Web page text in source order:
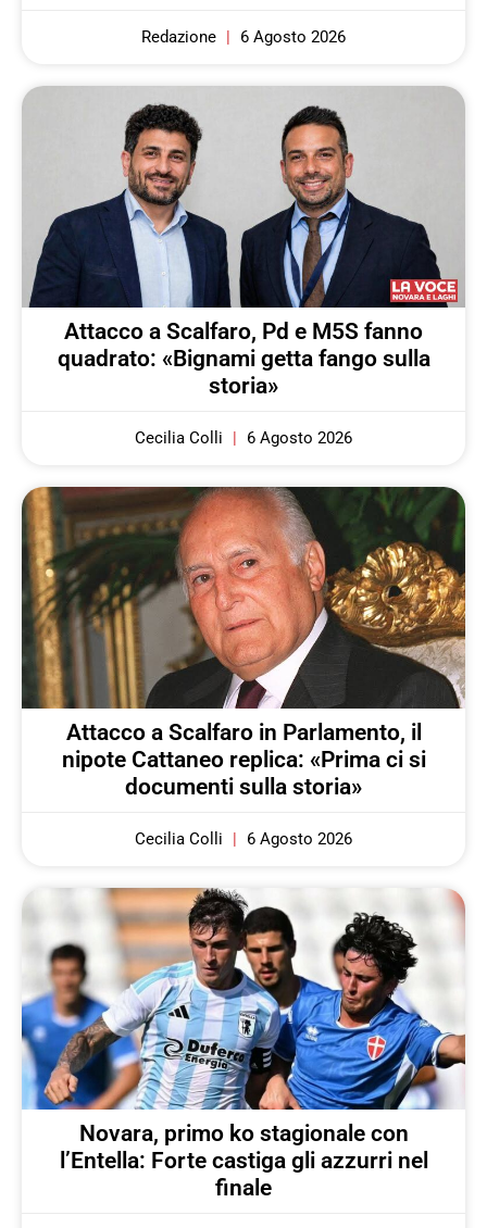
Redazione 6 Agosto 2026
Attacco a Scalfaro, Pd e M5S fanno
quadrato: «Bignami getta fango sulla
storia»
Cecilia Colli 6 Agosto 2026
Attacco a Scalfaro in Parlamento, il
nipote Cattaneo replica: «Prima ci si
documenti sulla storia»
Cecilia Colli 6 Agosto 2026
Novara, primo ko stagionale con
l’Entella: Forte castiga gli azzurri nel
finale